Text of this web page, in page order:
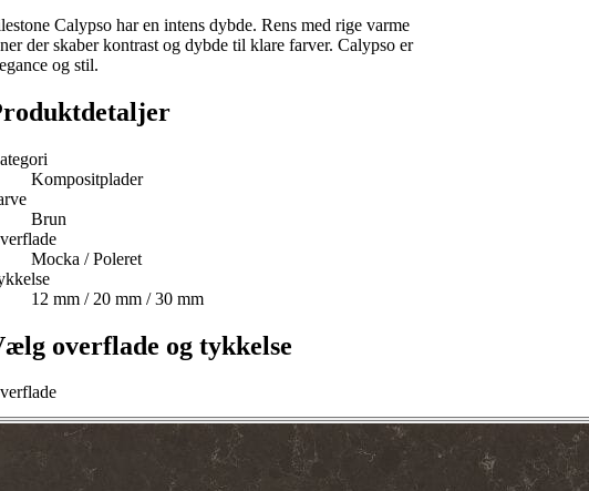
Calypso har en intens dybde. Rens med rige varme
der skaber kontrast og dybde til klare farver. Calypso er
og stil.
Kompositplader
Brun
Mocka / Poleret
12 mm / 20 mm / 30 mm
overflade og tykkelse